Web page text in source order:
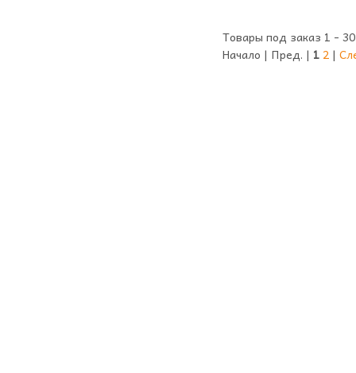
Товары под заказ 1 -
Начало | Пред. | 1 2 |